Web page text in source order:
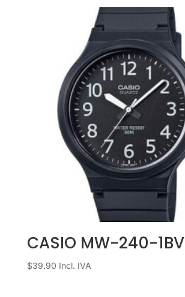
CASIO MW-240-1BV
$39.90 Incl. IVA